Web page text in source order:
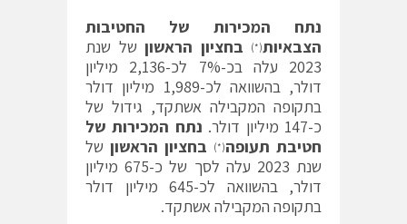
נתח המכירות של החטיבות
הצבאיות(*) בחציון הראשון של שנת
2023 עלה בכ-7% לכ-2,136 מיליון
דולר, בהשוואה לכ-1,989 מיליון דולר
בתקופה המקבילה אשתקד, גידול של
כ-147 מיליון דולר.
נתח המכירות של
חטיבת תעופה(*) בחציון הראשון של
שנת 2023 עלה לסך של כ-675 מיליון
דולר, בהשוואה לכ-645 מיליון דולר
בתקופה המקבילה אשתקד.